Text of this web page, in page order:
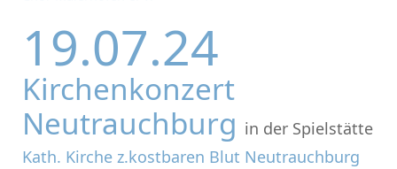
19.07.24
Kirchenkonzert
Neutrauchburg in der Spielstätte
Kath. Kirche z.kostbaren Blut Neutrauchburg